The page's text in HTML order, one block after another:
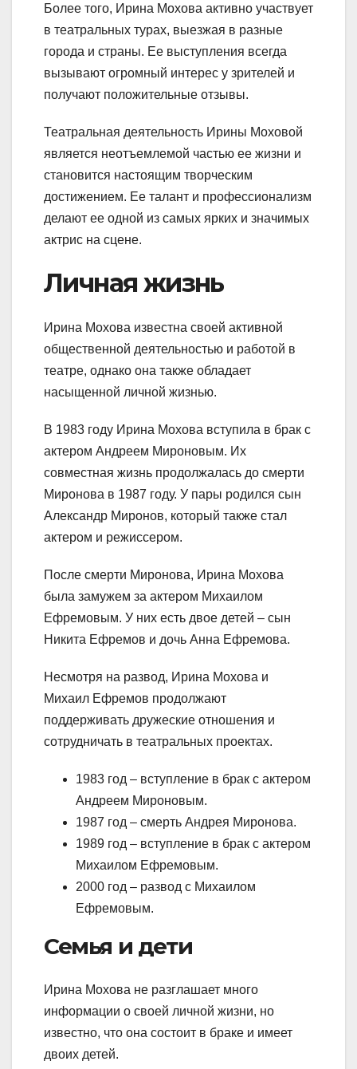
Более того, Ирина Мохова активно участвует
в театральных турах, выезжая в разные
города и страны. Ее выступления всегда
вызывают огромный интерес у зрителей и
получают положительные отзывы.
Театральная деятельность Ирины Моховой
является неотъемлемой частью ее жизни и
становится настоящим творческим
достижением. Ее талант и профессионализм
делают ее одной из самых ярких и значимых
актрис на сцене.
Личная жизнь
Ирина Мохова известна своей активной
общественной деятельностью и работой в
театре, однако она также обладает
насыщенной личной жизнью.
В 1983 году Ирина Мохова вступила в брак с
актером Андреем Мироновым. Их
совместная жизнь продолжалась до смерти
Миронова в 1987 году. У пары родился сын
Александр Миронов, который также стал
актером и режиссером.
После смерти Миронова, Ирина Мохова
была замужем за актером Михаилом
Ефремовым. У них есть двое детей – сын
Никита Ефремов и дочь Анна Ефремова.
Несмотря на развод, Ирина Мохова и
Михаил Ефремов продолжают
поддерживать дружеские отношения и
сотрудничать в театральных проектах.
1983 год – вступление в брак с актером
Андреем Мироновым.
1987 год – смерть Андрея Миронова.
1989 год – вступление в брак с актером
Михаилом Ефремовым.
2000 год – развод с Михаилом
Ефремовым.
Семья и дети
Ирина Мохова не разглашает много
информации о своей личной жизни, но
известно, что она состоит в браке и имеет
двоих детей.